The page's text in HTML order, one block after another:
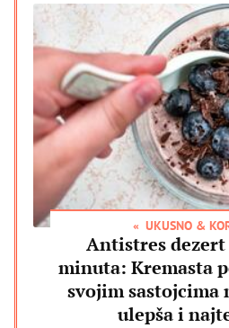
UKUSNO &
Antistres dezert
minuta: Kremasta
svojim sastojcima
ulepša i